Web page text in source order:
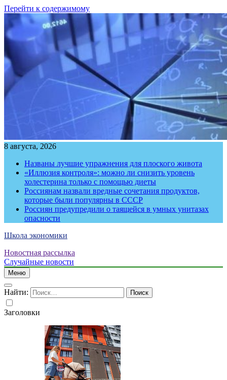
Перейти к содержимому
8 августа, 2026
Названы лучшие упражнения для плоского живота
«Иллюзия контроля»: можно ли снизить уровень
холестерина только с помощью диеты
Россиянам назвали вредные сочетания продуктов,
которые были популярны в СССР
Россиян предупредили о таящейся в умных унитазах
опасности
Школа экономики
Новостная рассылка
Случайные новости
Меню
Найти:
Заголовки